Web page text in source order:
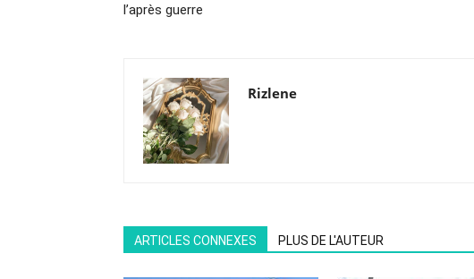
l’après guerre
Rizlene
ARTICLES CONNEXES PLUS DE L'AUTEUR